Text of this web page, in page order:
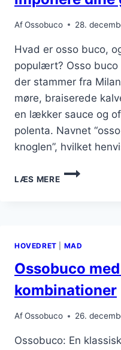
AfOssobuco 28.
Hvad er osso buco,
populært? Osso buco
der stammer fra
møre, braiserede
en lækker sauce og
polenta. Navnet
knoglen”, hvilket
LÆS MERE
DENNE
OSSO
DINE
HOVEDRET MAD
Ossobuco
kombinationer
AfOssobuco 26.
Ossobuco: En